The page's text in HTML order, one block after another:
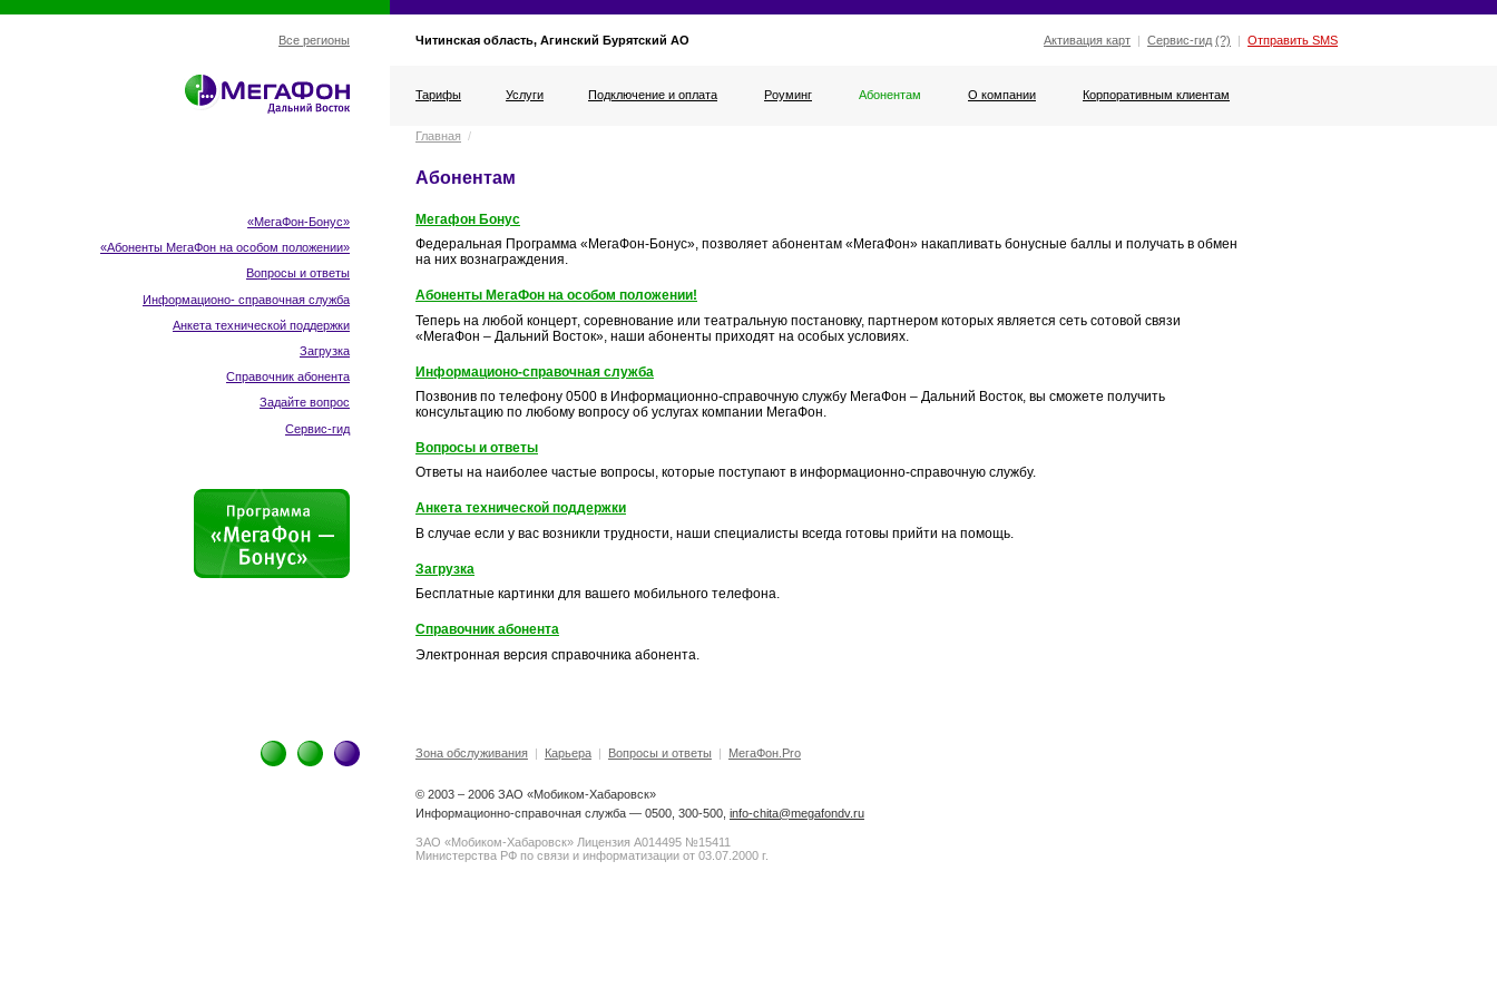
Все регионы Читинская область, Агинский Бурятский АО Активация карт |Сервис-гид (?) |Отправить SMS
Тарифы Услуги Подключение и оплата Роуминг Абонентам О компании Корпоративным клиентам
«МегаФон-Бонус»
«Абоненты МегаФон на особом положении»
Вопросы и ответы
Информационо- справочная служба
Анкета технической поддержки
Загрузка
Справочник абонента
Задайте вопрос
Сервис-гид
Главная /
Абонентам
Мегафон Бонус
Федеральная Программа «МегаФон-Бонус», позволяет абонентам «МегаФон» накапливать бонусные баллы и получать в обмен
на них вознаграждения.
Абоненты МегаФон на особом положении!
Теперь на любой концерт, соревнование или театральную постановку, партнером которых является сеть сотовой связи
«МегаФон – Дальний Восток», наши абоненты приходят на особых условиях.
Информационо-справочная служба
Позвонив по телефону 0500 в Информационно-справочную службу МегаФон – Дальний Восток, вы сможете получить
консультацию по любому вопросу об услугах компании МегаФон.
Вопросы и ответы
Ответы на наиболее частые вопросы, которые поступают в информационно-справочную службу.
Анкета технической поддержки
В случае если у вас возникли трудности, наши специалисты всегда готовы прийти на помощь.
Загрузка
Бесплатные картинки для вашего мобильного телефона.
Справочник абонента
Электронная версия справочника абонента.
Зона обслуживания| Карьера| Вопросы и ответы | МегаФон.Pro
© 2003 – 2006 ЗАО «Мобиком-Хабаровск»
Информационно-справочная служба — 0500, 300-500, info-chita@megafondv.ru
ЗАО «Мобиком-Хабаровск» Лицензия А014495 №15411
Министерства РФ по связи и информатизации от 03.07.2000 г.